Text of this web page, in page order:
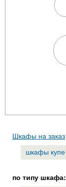
Шкафы на заказ
шкафы купе
по типу шкафа: